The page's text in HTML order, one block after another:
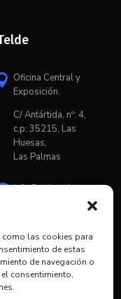
como las cookies para
de estas
de navegación o
consentimiento,
Oficina Central y
Exposición.
C/ Antártida, nº: 4,
c.p: 35215, Las
Huesas,
Las Palmas
info@coimasl.com